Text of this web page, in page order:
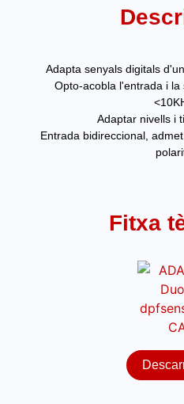
Adapta senyals digitals
Opto-acobla l'entrada i la
Adaptar nivells i
Entrada bidireccional,
Fitxa